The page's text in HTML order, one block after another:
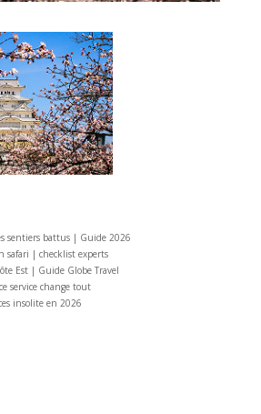
sentiers battus | Guide 2026
safari | checklist experts
Est | Guide Globe Travel
service change tout
insolite en 2026